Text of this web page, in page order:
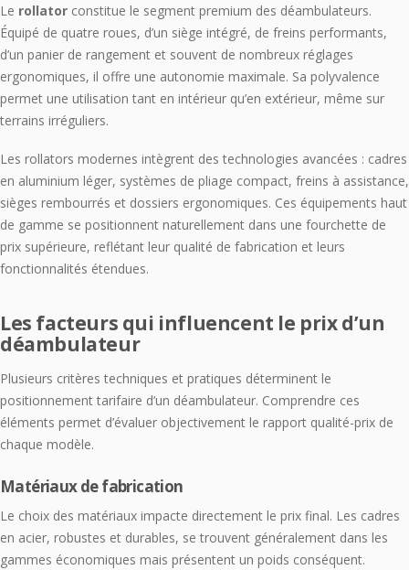
Le rollator constitue le segment premium des déambulateurs.
Équipé de quatre roues, d’un siège intégré, de freins performants,
d’un panier de rangement et souvent de nombreux réglages
ergonomiques, il offre une autonomie maximale. Sa polyvalence
permet une utilisation tant en intérieur qu’en extérieur, même sur
terrains irréguliers.
Les rollators modernes intègrent des technologies avancées : cadres
en aluminium léger, systèmes de pliage compact, freins à assistance,
sièges rembourrés et dossiers ergonomiques. Ces équipements haut
de gamme se positionnent naturellement dans une fourchette de
prix supérieure, reflétant leur qualité de fabrication et leurs
fonctionnalités étendues.
Les facteurs qui influencent le prix d’un
déambulateur
Plusieurs critères techniques et pratiques déterminent le
positionnement tarifaire d’un déambulateur. Comprendre ces
éléments permet d’évaluer objectivement le rapport qualité-prix de
chaque modèle.
Matériaux de fabrication
Le choix des matériaux impacte directement le prix final. Les cadres
en acier, robustes et durables, se trouvent généralement dans les
gammes économiques mais présentent un poids conséquent.